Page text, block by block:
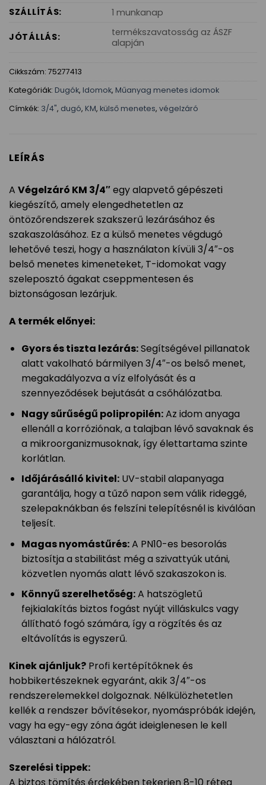
SZÁLLÍTÁS:
1 munkanap
JÓTÁLLÁS:
termékszavatosság az ÁSZF
alapján
Cikkszám: 75277413
Kategóriák: Dugók, Idomok, Műanyag menetes idomok
Címkék: 3/4", dugó, KM, külső menetes, végelzáró
LEÍRÁS
A Végelzáró KM 3/4″egy alapvető gépészeti
kiegészítő, amely elengedhetetlen az
öntözőrendszerek szakszerű lezárásához és
szakaszolásához. Ez a külső menetes végdugó
lehetővé teszi, hogy a használaton kívüli 3/4″-os
belső menetes kimeneteket, T-idomokat vagy
szeleposztó ágakat cseppmentesen és
biztonságosan lezárjuk.
A termék előnyei:
Gyors és tiszta lezárás:Segítségével pillanatok
alatt vakolható bármilyen 3/4″-os belső menet,
megakadályozva a víz elfolyását és a
szennyeződések bejutását a csőhálózatba.
Nagy sűrűségű polipropilén:Az idom anyaga
ellenáll a korróziónak, a talajban lévő savaknak és
a mikroorganizmusoknak, így élettartama szinte
korlátlan.
Időjárásálló kivitel:UV-stabil alapanyaga
garantálja, hogy a tűző napon sem válik rideggé,
szelepaknákban és felszíni telepítésnél is kiválóan
teljesít.
Magas nyomástűrés:A PN10-es besorolás
biztosítja a stabilitást még a szivattyúk utáni,
közvetlen nyomás alatt lévő szakaszokon is.
Könnyű szerelhetőség:A hatszögletű
fejkialakítás biztos fogást nyújt villáskulcs vagy
állítható fogó számára, így a rögzítés és az
eltávolítás is egyszerű.
Kinek ajánljuk? Profi kertépítőknek és
hobbikertészeknek egyaránt, akik 3/4″-os
rendszerelemekkel dolgoznak. Nélkülözhetetlen
kellék a rendszer bővítésekor, nyomáspróbák idején,
vagy ha egy-egy zóna ágát ideiglenesen le kell
választani a hálózatról.
Szerelési tippek: